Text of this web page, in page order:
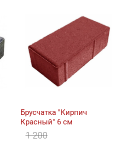
Брусчатка "Кирпич
Красный" 6 см
1 200